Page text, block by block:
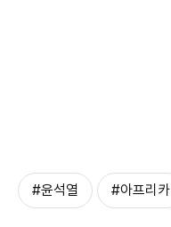
#윤석열 #아프리카